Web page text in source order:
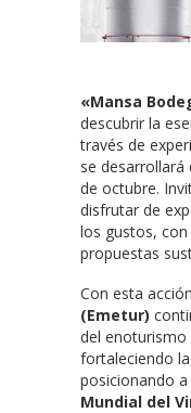
«Mansa
descubrir la
través de
se desarrollará
de octubre.
disfrutar de
los gustos,
propuestas
Con esta
(Emetur)
del
fortaleciendo
posicionando a
Mundial del